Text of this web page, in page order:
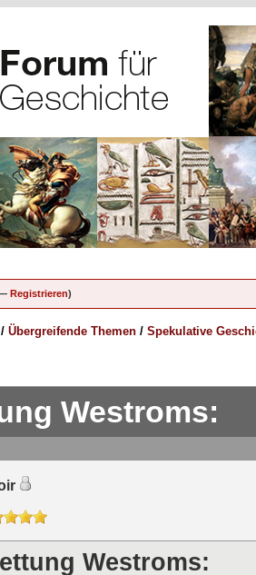
Registrieren)
/ Übergreifende Themen / Spekulative
Westroms:
Westroms: